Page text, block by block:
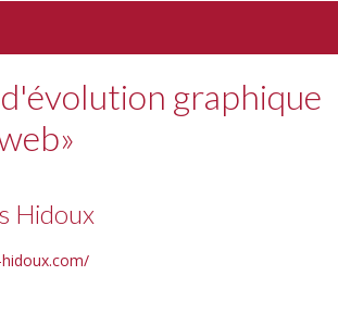
graphique
Hidoux